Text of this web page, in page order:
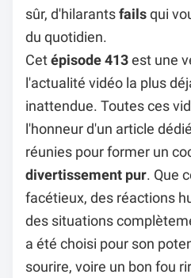
sûr, d'hilarants fails qui
du quotidien.
Cet épisode 413 est une
l'actualité vidéo la plus
inattendue. Toutes ces
l'honneur d'un article
réunies pour former un
divertissement pur. Que
facétieux, des réactions
des situations
a été choisi pour son
sourire, voire un bon fou